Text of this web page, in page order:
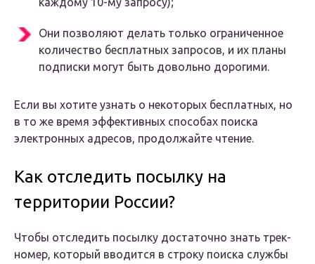
Они позволяют делать только ограниченное
количество бесплатных запросов, и их планы
подписки могут быть довольно дорогими.
Если вы хотите узнать о некоторых бесплатных, но
в то же время эффективных способах поиска
электронных адресов, продолжайте чтение.
Как отследить посылку на
территории России?
Чтобы отследить посылку достаточно знать трек-
номер, который вводится в строку поиска службы